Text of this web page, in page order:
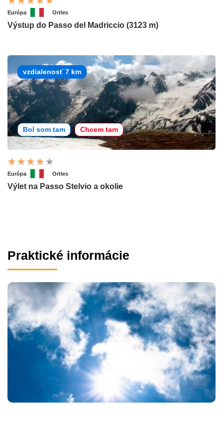
Európa Ortles
Výstup do Passo del Madriccio (3123 m)
vzdialenosť 7 km
Bol som tam Chcem tam
Európa Ortles
Výlet na Passo Stelvio a okolie
Praktické informácie